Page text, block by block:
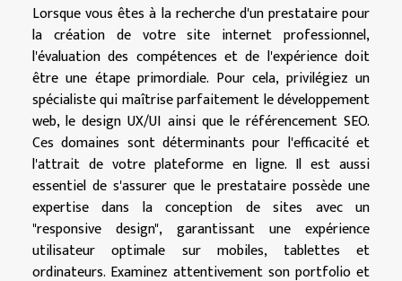
Lorsque vous êtes à la recherche d'un prestataire pour
la création de votre site internet professionnel,
l'évaluation des compétences et de l'expérience doit
être une étape primordiale. Pour cela, privilégiez un
spécialiste qui maîtrise parfaitement le développement
web, le design UX/UI ainsi que le référencement SEO.
Ces domaines sont déterminants pour l'efficacité et
l'attrait de votre plateforme en ligne. Il est aussi
essentiel de s'assurer que le prestataire possède une
expertise dans la conception de sites avec un
"responsive design", garantissant une expérience
utilisateur optimale sur mobiles, tablettes et
ordinateurs. Examinez attentivement son portfolio et